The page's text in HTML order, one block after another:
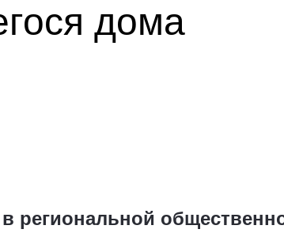
дома
региональной